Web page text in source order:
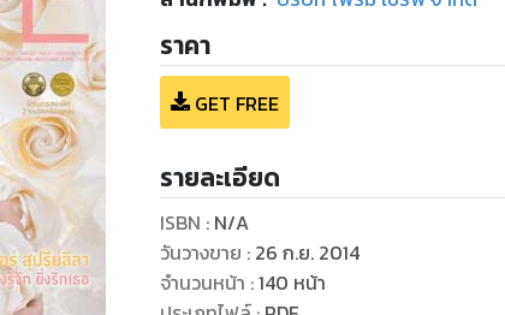
ราคา
GET FREE
รายละเอียด
ISBN : N/A
วันวางขาย : 26 ก.ย. 2014
จำนวนหน้า :140 หน้า